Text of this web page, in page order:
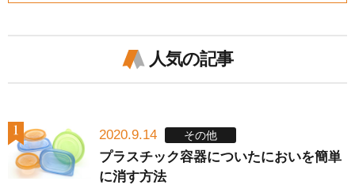
人気の記事
2020.9.14 その他
プラスチック容器についたにおいを簡単
に消す方法